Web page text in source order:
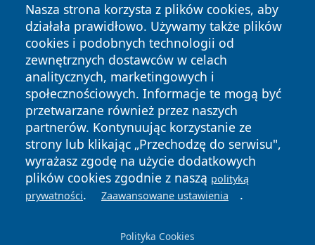
Nasza strona korzysta z plików cookies, aby
działała prawidłowo. Używamy także plików
cookies i podobnych technologii od
zewnętrznych dostawców w celach
analitycznych, marketingowych i
społecznościowych. Informacje te mogą być
przetwarzane również przez naszych
partnerów. Kontynuując korzystanie ze
strony lub klikając „Przechodzę do serwisu",
wyrażasz zgodę na użycie dodatkowych
plików cookies zgodnie z naszą polityką
prywatności. Zaawansowane ustawienia .
Polityka Cookies
Copyright © 2026 swidnicanews.pl Wszystkie prawa
zastrzeżone.
News Autorzy
Polityka
Prywatności
Polityka
Cookies